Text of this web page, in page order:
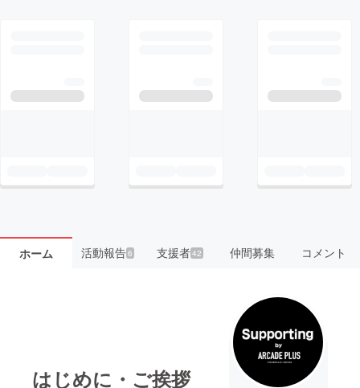
ホーム 活動報告6 支援者42 仲間募集 コメント
はじめに・ご挨拶